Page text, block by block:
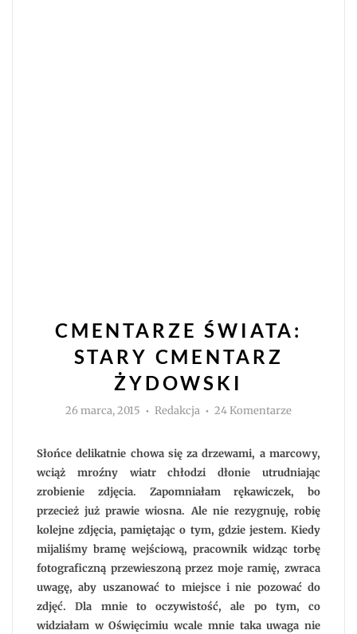
CMENTARZE ŚWIATA:
STARY CMENTARZ
ŻYDOWSKI
26 marca, 2015 Autor
Redakcja 24 Komentarzedo
Cmentarz
Żydowski
Słońce delikatnie chowa się za drzewami, a marcowy,
wciąż mroźny wiatr chłodzi dłonie utrudniając
zrobienie zdjęcia. Zapomniałam rękawiczek, bo
przecież już prawie wiosna. Ale nie rezygnuję, robię
kolejne zdjęcia, pamiętając o tym, gdzie jestem. Kiedy
mijaliśmy bramę wejściową, pracownik widząc torbę
fotograficzną przewieszoną przez moje ramię, zwraca
uwagę, aby uszanować to miejsce i nie pozować do
zdjęć. Dla mnie to oczywistość, ale po tym, co
widziałam w Oświęcimiu wcale mnie taka uwaga nie